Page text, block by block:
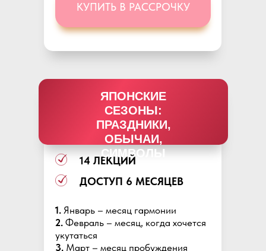
14 ЛЕКЦИЙ
ДОСТУП 6 МЕСЯЦЕВ
ЯПОНСКИЕ
СЕЗОНЫ:
ПРАЗДНИКИ,
ОБЫЧАИ,
СИМВОЛЫ
КУПИТЬ В РАССРОЧКУ
1. Январь – месяц гармонии
2. Февраль – месяц, когда хочется
укутаться
3. Март – месяц пробуждения